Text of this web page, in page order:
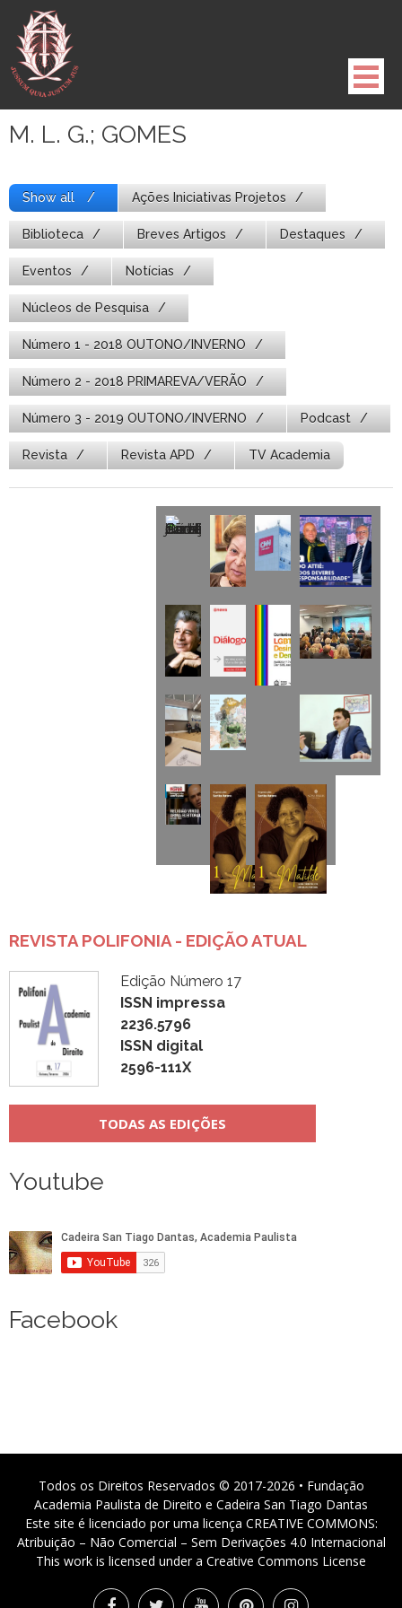
para
conteúdo
M. L. G.; GOMES
Show all Ações Iniciativas Projetos
Biblioteca Breves Artigos Destaques
Eventos Notícias
Núcleos de Pesquisa
Número 1 - 2018 OUTONO/INVERNO
Número 2 - 2018 PRIMAREVA/VERÃO
Número 3 - 2019 OUTONO/INVERNO Podcast
Revista Revista APD TV Academia
REVISTA POLIFONIA - EDIÇÃO ATUAL
Edição Número 17
ISSN impressa
2236.5796
ISSN digital
2596-111X
TODAS AS EDIÇÕES
Youtube
Facebook
Todos os Direitos Reservados © 2017-2026 • Fundação
Academia Paulista de Direito e Cadeira San Tiago Dantas
Este site é licenciado por uma licença CREATIVE COMMONS:
Atribuição – Não Comercial – Sem Derivações 4.0 Internacional
This work is licensed under a Creative Commons License